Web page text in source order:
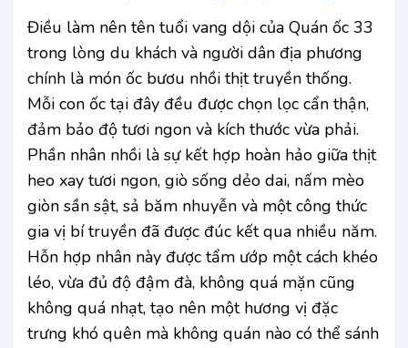
Điều làm nên tên tuổi vang dội của Quán ốc 33
trong lòng du khách và người dân địa phương
chính là món ốc bươu nhồi thịt truyền thống.
Mỗi con ốc tại đây đều được chọn lọc cẩn thận,
đảm bảo độ tươi ngon và kích thước vừa phải.
Phần nhân nhồi là sự kết hợp hoàn hảo giữa thịt
heo xay tươi ngon, giò sống dẻo dai, nấm mèo
giòn sần sật, sả băm nhuyễn và một công thức
gia vị bí truyền đã được đúc kết qua nhiều năm.
Hỗn hợp nhân này được tẩm ướp một cách khéo
léo, vừa đủ độ đậm đà, không quá mặn cũng
không quá nhạt, tạo nên một hương vị đặc
trưng khó quên mà không quán nào có thể sánh